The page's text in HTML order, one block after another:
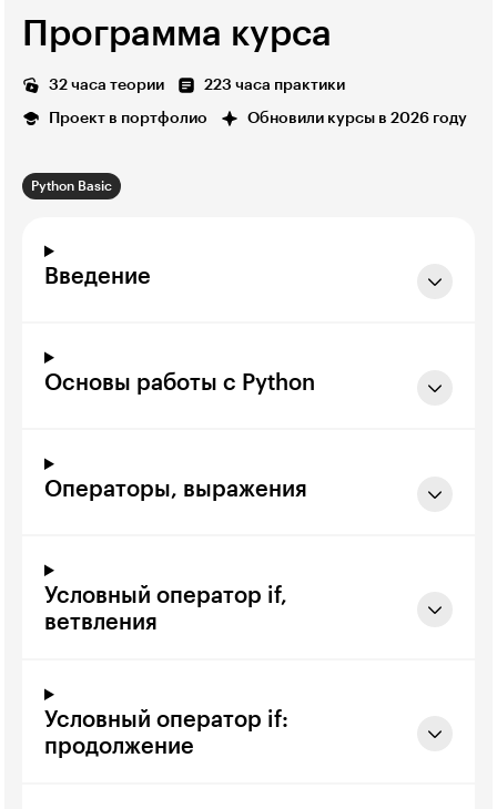
Программа курса
32 часа теории 223 часа практики
Проект в портфолио Обновили курсы в 2026 году
Python Basic
Введение
Основы работы с Python
Операторы, выражения
Условный оператор if,
ветвления
Условный оператор if:
продолжение